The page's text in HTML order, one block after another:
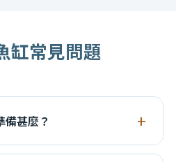
缸常見問題
備甚麼？
間，告知水源及排水位置，並